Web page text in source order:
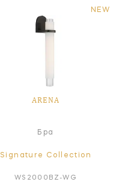
NEW
ARENA
Бра
Signature Collection
WS2000BZ-WG